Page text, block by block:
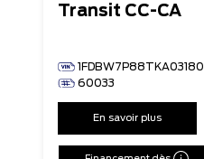
Transit CC-CA
1FDBW7P88TKA03180
60033
En savoir plus